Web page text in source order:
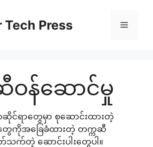
Press Menu
န်ဆောင်မှု
ဆိုင်ရာတွေမှာ စုဆောင်းထားတဲ့
ေကိုအခြေခံထားတဲ့ တက္ကဆီ
သက်တဲ့ ဆောင်းပါးတွေပါ။